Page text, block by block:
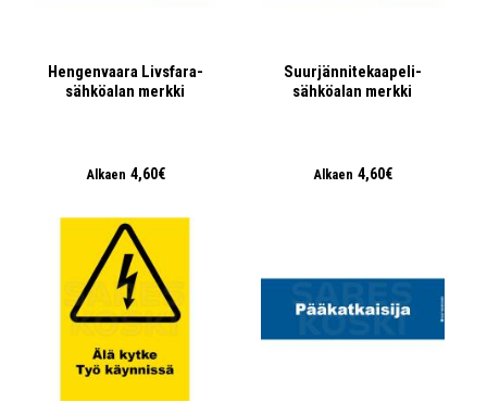
Hengenvaara Livsfara-
sähköalan merkki
Alkaen 4,60€
Suurjännitekaapeli-
sähköalan merkki
Alkaen 4,60€